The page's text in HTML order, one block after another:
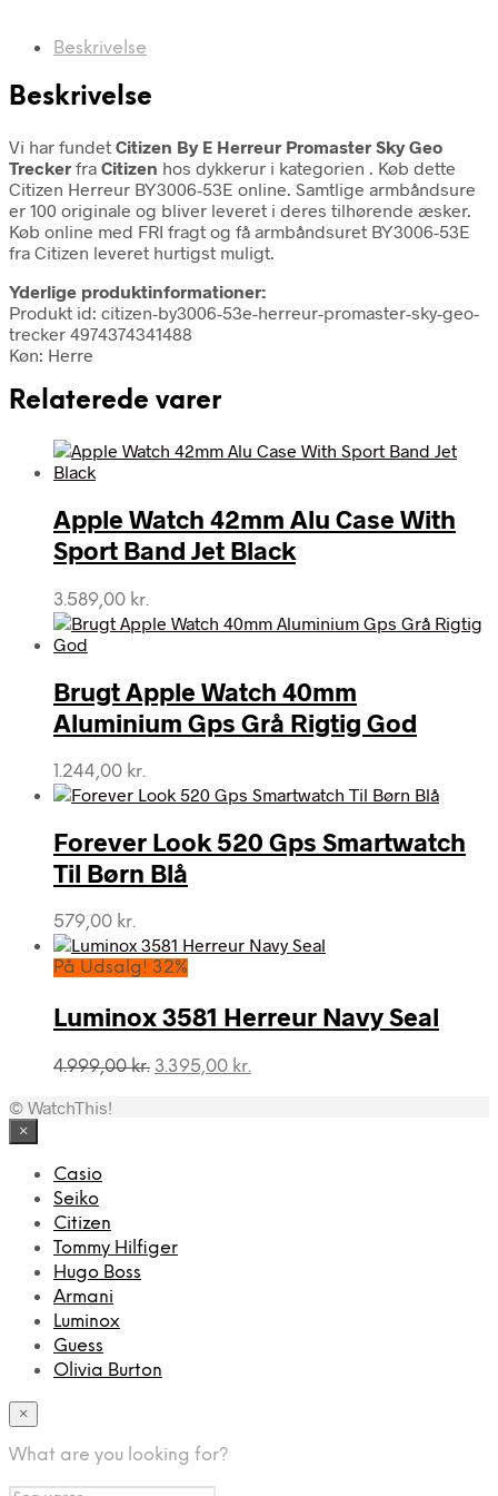
Beskrivelse
Beskrivelse
Vi har fundet Citizen By E Herreur Promaster Sky Geo
Trecker fra Citizen hos dykkerur i kategorien . Køb dette
Citizen Herreur BY3006-53E online. Samtlige armbåndsure
er 100 originale og bliver leveret i deres tilhørende æsker.
Køb online med FRI fragt og få armbåndsuret BY3006-53E
fra Citizen leveret hurtigst muligt.
Yderlige produktinformationer:
Produkt id: citizen-by3006-53e-herreur-promaster-sky-geo-
trecker 4974374341488
Køn: Herre
Relaterede varer
Apple Watch 42mm Alu Case With
Sport Band Jet Black
3.589,00 kr.
Brugt Apple Watch 40mm
Aluminium Gps Grå Rigtig God
1.244,00 kr.
Forever Look 520 Gps Smartwatch
Til Børn Blå
579,00 kr.
På Udsalg! 32%
Luminox 3581 Herreur Navy Seal
4.999,00kr. Den
3.395,00 kr.
© WatchThis!
×
Casio
Seiko
Citizen
Tommy Hilfiger
Hugo Boss
Armani
Luminox
Guess
Olivia Burton
×
What are you looking for?